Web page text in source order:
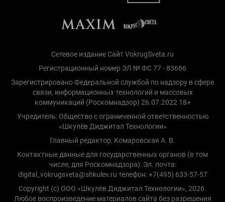
Сетевое издание Сайт VokrugSveta.ru
Регистрационный номер ЭЛ № ФС 77 - 83686
Зарегистрировано Федеральной службой по надзору в сфере
связи, информационных технологий и массовых
коммуникаций (Роскомнадзор) 26.07.2022 18+
Учредитель: Общество с ограниченной ответственностью
«Шкулёв Диджитал Технологии»
Главный редактор: Комаровская А. В.
Контактные данные для государственных органов (в том
числе, для Роскомнадзора): Эл. почта:
digital_vokrugsveta@shkulev.ru телефон: +7(495) 633-57-57
Copyright (с) ООО «Шкулёв Диджитал Технологии», 2026.
Любое воспроизведение материалов сайта без разрешения